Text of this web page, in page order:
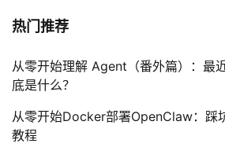
热门推荐
从零开始理解 Agent（番外篇）：最
底是什么？
从零开始Docker部署OpenClaw：踩
教程